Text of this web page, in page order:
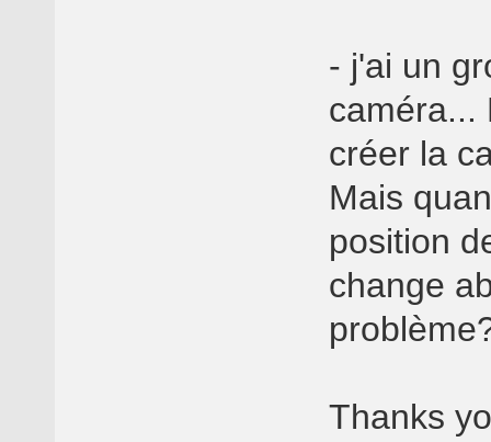
- j'ai un
caméra...
créer la
Mais
position
change
Thanks